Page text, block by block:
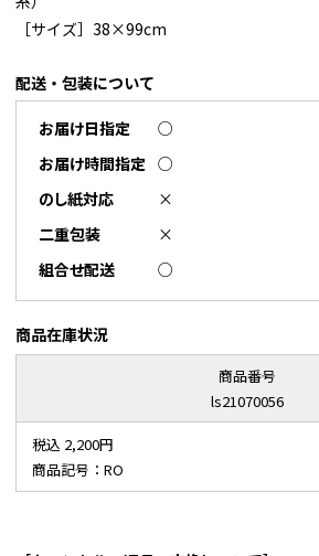
［サイズ］38×99cm
配送・包装について
お届け日指定
○
お届け時間指定 ○
のし紙対応
×
二重包装
×
組合せ配送
○
商品在庫状況
商品番号
ls21070056
税込 2,200円
商品記号：RO